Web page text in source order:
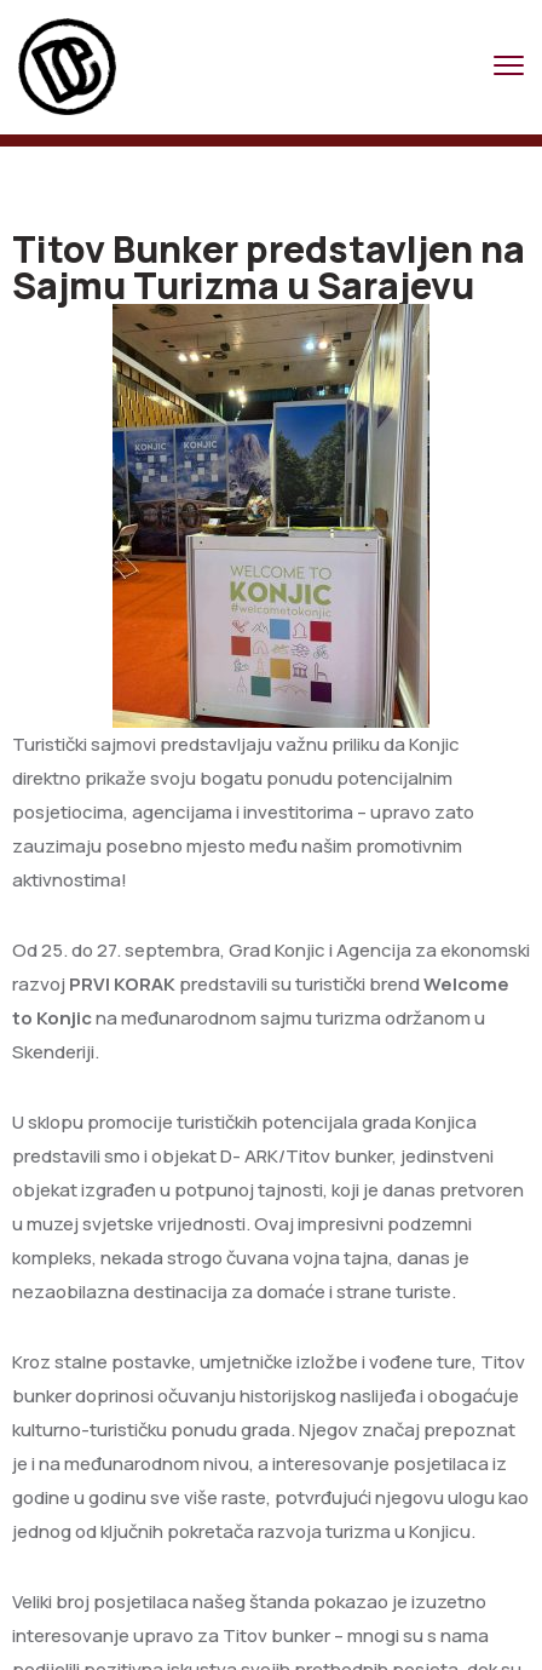
Titov Bunker predstavljen na
Sajmu Turizma u Sarajevu
Turistički sajmovi predstavljaju važnu priliku da Konjic
direktno prikaže svoju bogatu ponudu potencijalnim
posjetiocima, agencijama i investitorima – upravo zato
zauzimaju posebno mjesto među našim promotivnim
aktivnostima!
Od 25. do 27. septembra, Grad Konjic i Agencija za ekonomski
razvoj PRVI KORAKpredstavili su turistički brendWelcome
to Konjicna međunarodnom sajmu turizma održanom u
Skenderiji.
U sklopu promocije turističkih potencijala grada Konjica
predstavili smo i objekat D- ARK/Titov bunker, jedinstveni
objekat izgrađen u potpunoj tajnosti, koji je danas pretvoren
u muzej svjetske vrijednosti. Ovaj impresivni podzemni
kompleks, nekada strogo čuvana vojna tajna, danas je
nezaobilazna destinacija za domaće i strane turiste.
Kroz stalne postavke, umjetničke izložbe i vođene ture, Titov
bunker doprinosi očuvanju historijskog naslijeđa i obogaćuje
kulturno-turističku ponudu grada. Njegov značaj prepoznat
je i na međunarodnom nivou, a interesovanje posjetilaca iz
godine u godinu sve više raste, potvrđujući njegovu ulogu kao
jednog od ključnih pokretača razvoja turizma u Konjicu.
Veliki broj posjetilaca našeg štanda pokazao je izuzetno
interesovanje upravo za Titov bunker – mnogi su s nama